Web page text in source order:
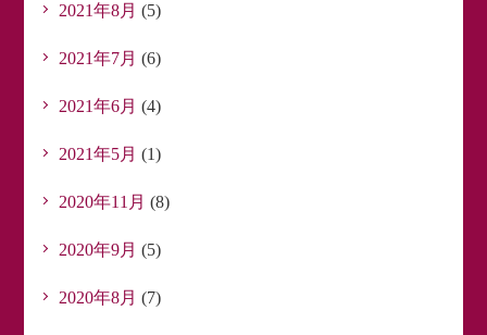
2021年8月 (5)
2021年7月 (6)
2021年6月 (4)
2021年5月 (1)
2020年11月 (8)
2020年9月 (5)
2020年8月 (7)